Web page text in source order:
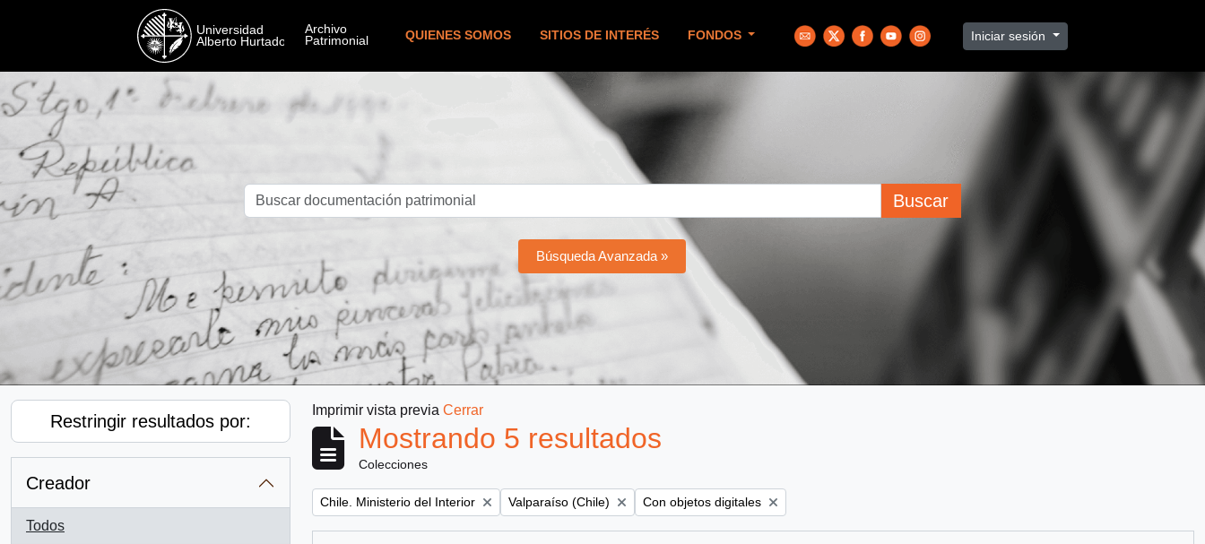
QUIENES SOMOS SITIOS DE INTERÉS FONDOS Iniciar sesión
Buscar
Búsqueda Avanzada »
Restringir resultados por:
Creador
Todos
Imprimir vista previa Cerrar
Mostrando 5 resultados
Colecciones
Remove filter:
Chile. Ministerio del Interior Remove filter:
Valparaíso (Chile) Remove filter:
Con objetos digitales